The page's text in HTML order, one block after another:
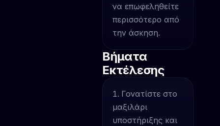
να επωφεληθείτε
περισσότερο από
την άσκηση.
Βήματα
Εκτέλεσης
Γονατίστε στο
μαξιλάρι
υποστήριξης και